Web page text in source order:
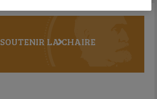
SOUTENIR LA CHAIRE